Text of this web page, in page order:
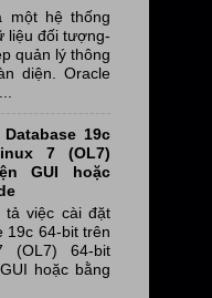
một hệ thống
liệu đối tượng-
quản lý thông
diện. Oracle
19c
7 (OL7)
GUI hoặc
tả việc cài đặt
19c 64-bit trên
(OL7) 64-bit
hoặc bằng